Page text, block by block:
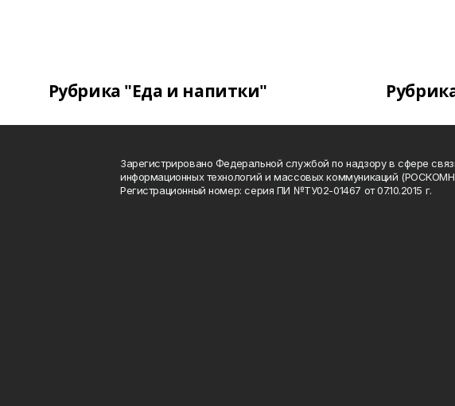
Рубрика "Еда и напитки"
Зарегистрировано Федеральной службой по надзору в сфере
информационных технологий и массовых коммуникаций
Регистрационный номер: серия ПИ №ТУ02-01467 от 07.10.2015 г.